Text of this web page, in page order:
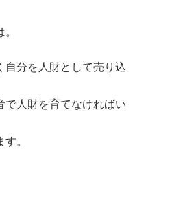
自分を人財として売り込
で人財を育てなければい
。